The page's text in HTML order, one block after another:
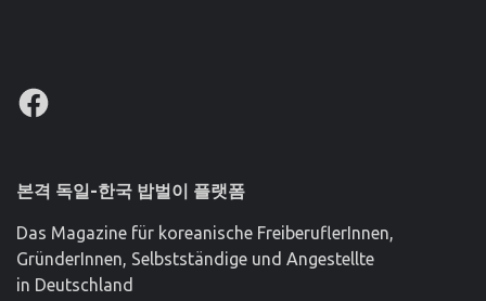
Facebook
본격 독일-한국 밥벌이 플랫폼
Das Magazine für koreanische FreiberuflerInnen,
GründerInnen, Selbstständige und Angestellte
in Deutschland